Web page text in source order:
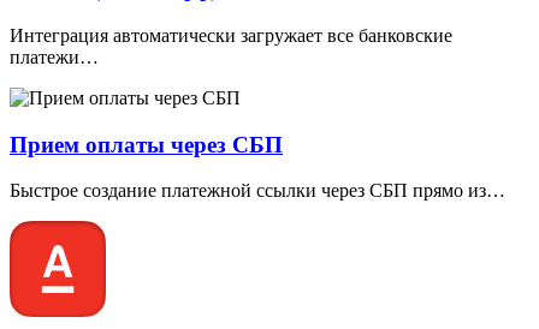
Интеграция автоматически загружает все банковские
платежи…
Прием оплаты через СБП
Быстрое создание платежной ссылки через СБП прямо из…